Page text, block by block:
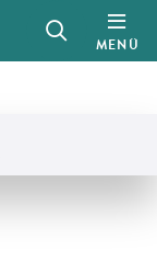
MENÜ